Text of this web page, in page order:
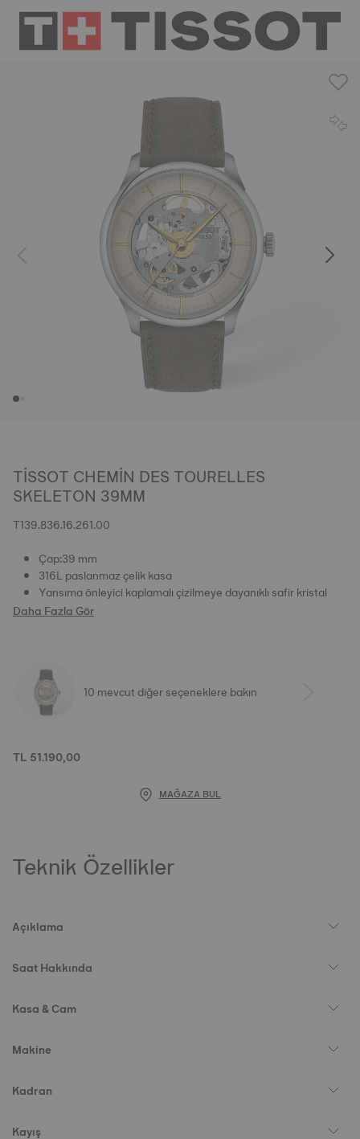
TISSOT CHEMIN DES TOURELLES
SKELETON 39MM
T139.836.16.261.00
Çap:39 mm
316L paslanmaz çelik kasa
Yansıma önleyici kaplamalı çizilmeye dayanıklı safir kristal
Daha Fazla Gör
10 mevcut diğer seçeneklere bakın
TL 51.190,00
MAĞAZA BUL
Teknik Özellikler
Açıklama
Saat Hakkında
Kasa & Cam
Makine
Kadran
Kayış